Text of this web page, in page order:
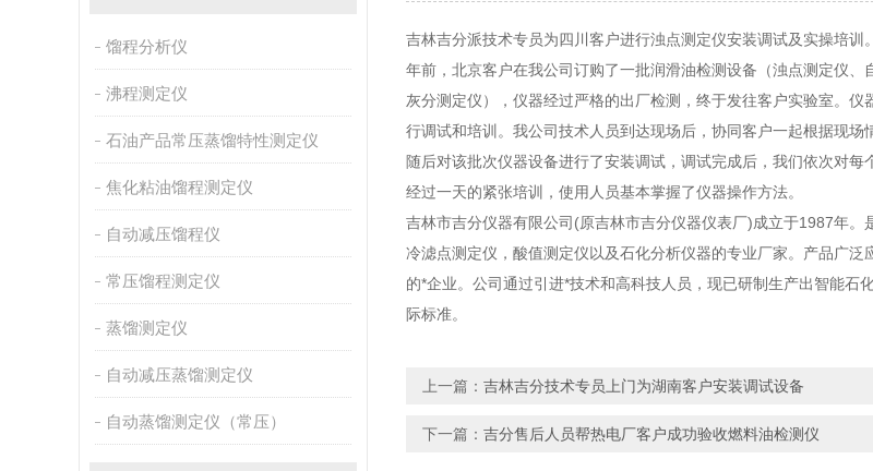
馏程分析仪
沸程测定仪
石油产品常压蒸馏特性测定仪
焦化粘油馏程测定仪
自动减压馏程仪
常压馏程测定仪
蒸馏测定仪
自动减压蒸馏测定仪
自动蒸馏测定仪（常压）
吉林吉分派技术专员为四川客户进行浊点测定仪安装调试及实操培训。
年前，北京客户在我公司订购了一批润滑油检测设备（浊点测定仪
灰分测定仪），仪器经过严格的出厂检测，终于发往客户实验室。
行调试和培训。我公司技术人员到达现场后，协同客户一起根据现场
随后对该批次仪器设备进行了安装调试，调试完成后，我们依次对每
经过一天的紧张培训，使用人员基本掌握了仪器操作方法。
吉林市吉分仪器有限公司(原吉林市吉分仪器仪表厂)成立于1987年
冷滤点测定仪，酸值测定仪以及石化分析仪器的专业厂家。产品广
的*企业。公司通过引进*技术和高科技人员，现已研制生产出智能
际标准。
上一篇： 吉林吉分技术专员上门为湖南客户安装调试设备
下一篇： 吉分售后人员帮热电厂客户成功验收燃料油检测仪